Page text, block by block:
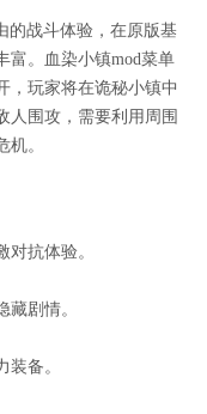
的战斗体验，在原版基
富。血染小镇mod菜单
，玩家将在诡秘小镇中
人围攻，需要利用周围
。
抗体验。
剧情。
备。